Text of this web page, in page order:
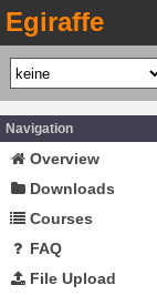
Egiraffe
Navigation
Overview
Downloads
Courses
FAQ
File Upload